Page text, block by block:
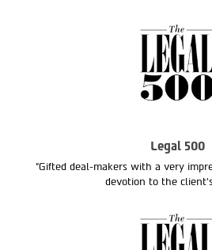
Legal 500
"Gifted deal-makers with a very
devotion to the